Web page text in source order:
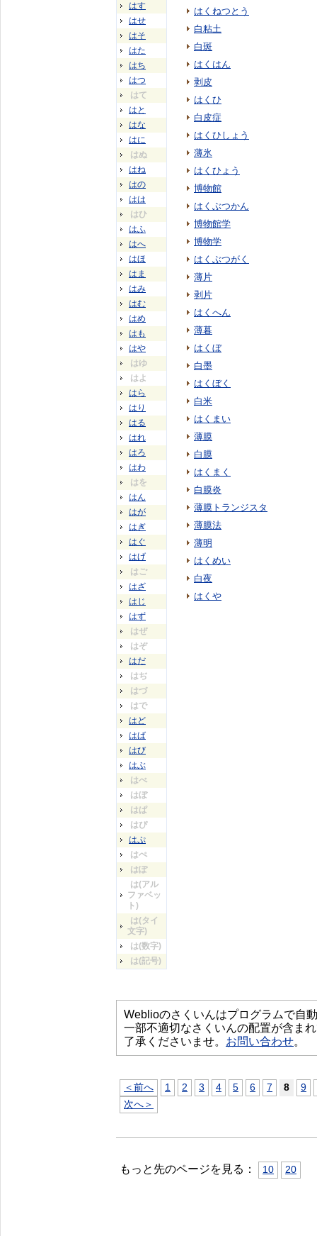
はす
はせ
はそ
はた
はち
はつ
はて
はと
はな
はに
はぬ
はね
はの
はは
はひ
はふ
はへ
はほ
はま
はみ
はむ
はめ
はも
はや
はゆ
はよ
はら
はり
はる
はれ
はろ
はわ
はを
はん
はが
はぎ
はぐ
はげ
はご
はざ
はじ
はず
はぜ
はぞ
はだ
はぢ
はづ
はで
はど
はば
はび
はぶ
はべ
はぼ
はぱ
はぴ
はぷ
はぺ
はぽ
は(アル
ファベッ
ト)
は(タイ
文字)
は(数字)
は(記号)
はくねつとう
白粘土
白斑
はくはん
剥皮
はくひ
白皮症
はくひしょう
薄氷
はくひょう
博物館
はくぶつかん
博物館学
博物学
はくぶつがく
薄片
剥片
はくへん
薄暮
はくぼ
白墨
はくぼく
白米
はくまい
薄膜
白膜
はくまく
白膜炎
薄膜トランジスタ
薄膜法
薄明
はくめい
白夜
はくや
Weblioのさくいんはプログラムで自
一部不適切なさくいんの配置が含ま
了承くださいませ。 お問い合わせ。
＜前へ 1 2 3 4 5 6 7 8
9
次へ＞
もっと先のページを見る： 10 20